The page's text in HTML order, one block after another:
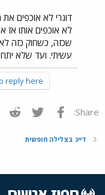
דוגרי לא אוכפים
לא אוכפים אותו אז
שכזה, כשחוק כזה
עשיתי. ועד שלא
reply here.
Share: פייסבוק Twitter
דייג בצלילה חופשית